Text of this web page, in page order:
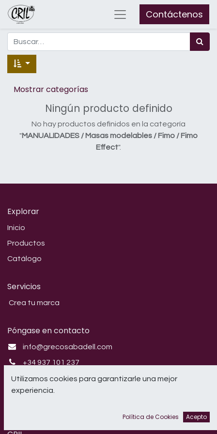
Contáctenos
Mostrar categorías
Ningún producto definido
No hay productos definidos en la categoría
"MANUALIDADES / Masas modelables / Fimo / Fimo
Effect".
Explorar
Inicio
Productos
Catálogo
Servicios
Crea tu marca
Póngase en contacto
info@grecosabadell.com
+34 937 101 237
Síganos
Utilizamos cookies para garantizarle una mejor
experiencia.
Política de Cookies Acepto